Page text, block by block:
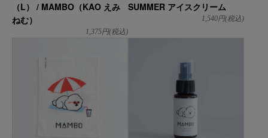
（L） / MAMBO（KAO えみ
ねむ）
1,375円(税込)
SUMMER アイスクリーム
1,540円(税込)